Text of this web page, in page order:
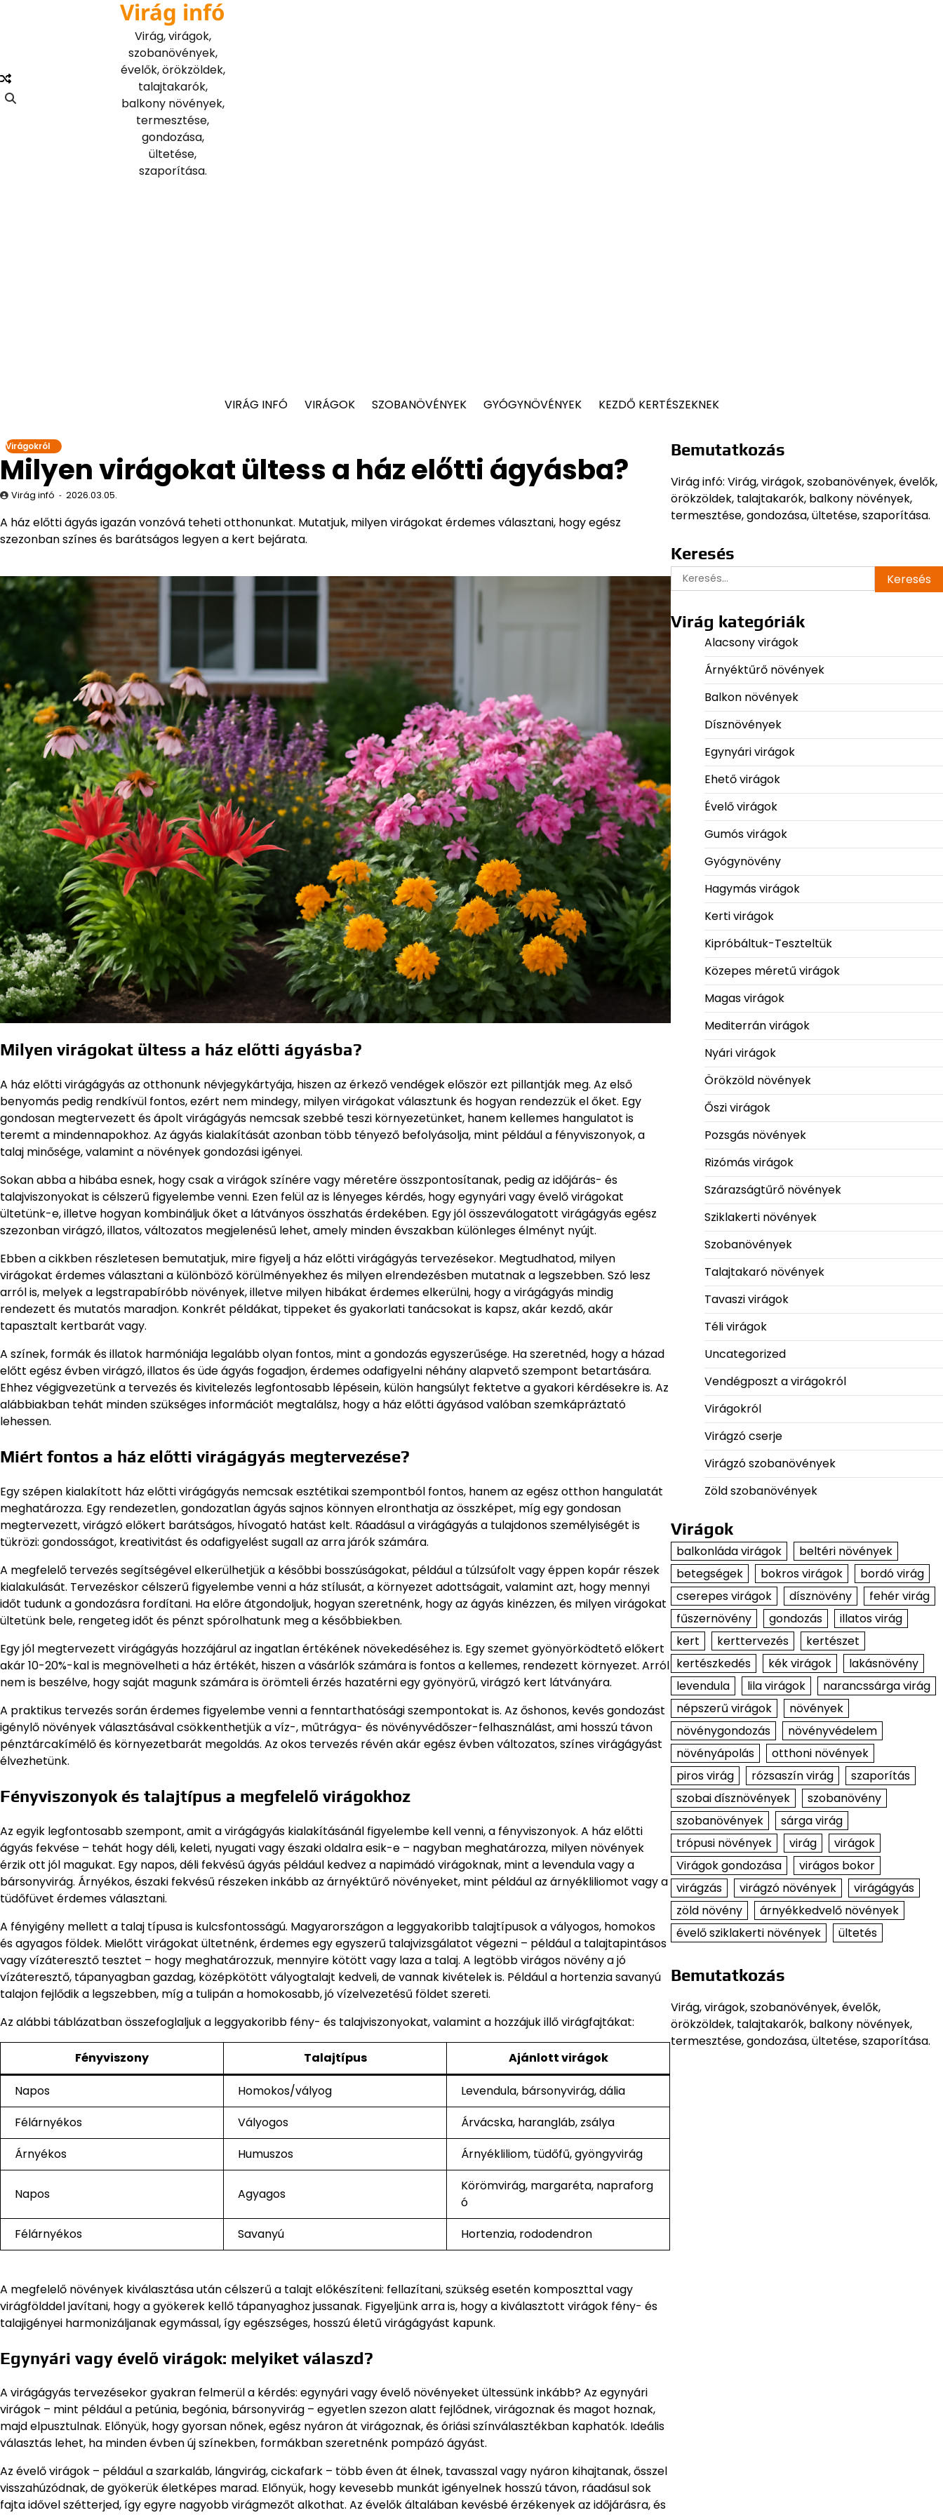
Virág infó
Virág, virágok,
szobanövények,
évelők, örökzöldek,
talajtakarók,
balkony növények,
termesztése,
gondozása,
ültetése,
szaporítása.
VIRÁG INFÓ VIRÁGOK SZOBANÖVÉNYEK GYÓGYNÖVÉNYEK KEZDŐ KERTÉSZEKNEK
Virágokról
Milyen virágokat ültess a ház előtti ágyásba?
Virág infó 2026.03.05.
A ház előtti ágyás igazán vonzóvá teheti otthonunkat. Mutatjuk, milyen virágokat érdemes választani, hogy egész
szezonban színes és barátságos legyen a kert bejárata.
Milyen virágokat ültess a ház előtti ágyásba?
A ház előtti virágágyás az otthonunk névjegykártyája, hiszen az érkező vendégek először ezt pillantják meg. Az első
benyomás pedig rendkívül fontos, ezért nem mindegy, milyen virágokat választunk és hogyan rendezzük el őket. Egy
gondosan megtervezett és ápolt virágágyás nemcsak szebbé teszi környezetünket, hanem kellemes hangulatot is
teremt a mindennapokhoz. Az ágyás kialakítását azonban több tényező befolyásolja, mint például a fényviszonyok, a
talaj minősége, valamint a növények gondozási igényei.
Sokan abba a hibába esnek, hogy csak a virágok színére vagy méretére összpontosítanak, pedig az időjárás- és
talajviszonyokat is célszerű figyelembe venni. Ezen felül az is lényeges kérdés, hogy egynyári vagy évelő virágokat
ültetünk-e, illetve hogyan kombináljuk őket a látványos összhatás érdekében. Egy jól összeválogatott virágágyás egész
szezonban virágzó, illatos, változatos megjelenésű lehet, amely minden évszakban különleges élményt nyújt.
Ebben a cikkben részletesen bemutatjuk, mire figyelj a ház előtti virágágyás tervezésekor. Megtudhatod, milyen
virágokat érdemes választani a különböző körülményekhez és milyen elrendezésben mutatnak a legszebben. Szó lesz
arról is, melyek a legstrapabíróbb növények, illetve milyen hibákat érdemes elkerülni, hogy a virágágyás mindig
rendezett és mutatós maradjon. Konkrét példákat, tippeket és gyakorlati tanácsokat is kapsz, akár kezdő, akár
tapasztalt kertbarát vagy.
A színek, formák és illatok harmóniája legalább olyan fontos, mint a gondozás egyszerűsége. Ha szeretnéd, hogy a házad
előtt egész évben virágzó, illatos és üde ágyás fogadjon, érdemes odafigyelni néhány alapvető szempont betartására.
Ehhez végigvezetünk a tervezés és kivitelezés legfontosabb lépésein, külön hangsúlyt fektetve a gyakori kérdésekre is. Az
alábbiakban tehát minden szükséges információt megtalálsz, hogy a ház előtti ágyásod valóban szemkápráztató
lehessen.
Miért fontos a ház előtti virágágyás megtervezése?
Egy szépen kialakított ház előtti virágágyás nemcsak esztétikai szempontból fontos, hanem az egész otthon hangulatát
meghatározza. Egy rendezetlen, gondozatlan ágyás sajnos könnyen elronthatja az összképet, míg egy gondosan
megtervezett, virágzó előkert barátságos, hívogató hatást kelt. Ráadásul a virágágyás a tulajdonos személyiségét is
tükrözi: gondosságot, kreativitást és odafigyelést sugall az arra járók számára.
A megfelelő tervezés segítségével elkerülhetjük a későbbi bosszúságokat, például a túlzsúfolt vagy éppen kopár részek
kialakulását. Tervezéskor célszerű figyelembe venni a ház stílusát, a környezet adottságait, valamint azt, hogy mennyi
időt tudunk a gondozásra fordítani. Ha előre átgondoljuk, hogyan szeretnénk, hogy az ágyás kinézzen, és milyen virágokat
ültetünk bele, rengeteg időt és pénzt spórolhatunk meg a későbbiekben.
Egy jól megtervezett virágágyás hozzájárul az ingatlan értékének növekedéséhez is. Egy szemet gyönyörködtető előkert
akár 10-20%-kal is megnövelheti a ház értékét, hiszen a vásárlók számára is fontos a kellemes, rendezett környezet. Arról
nem is beszélve, hogy saját magunk számára is örömteli érzés hazatérni egy gyönyörű, virágzó kert látványára.
A praktikus tervezés során érdemes figyelembe venni a fenntarthatósági szempontokat is. Az őshonos, kevés gondozást
igénylő növények választásával csökkenthetjük a víz-, műtrágya- és növényvédőszer-felhasználást, ami hosszú távon
pénztárcakímélő és környezetbarát megoldás. Az okos tervezés révén akár egész évben változatos, színes virágágyást
élvezhetünk.
Fényviszonyok és talajtípus a megfelelő virágokhoz
Az egyik legfontosabb szempont, amit a virágágyás kialakításánál figyelembe kell venni, a fényviszonyok. A ház előtti
ágyás fekvése – tehát hogy déli, keleti, nyugati vagy északi oldalra esik-e – nagyban meghatározza, milyen növények
érzik ott jól magukat. Egy napos, déli fekvésű ágyás például kedvez a napimádó virágoknak, mint a levendula vagy a
bársonyvirág. Árnyékos, északi fekvésű részeken inkább az árnyéktűrő növényeket, mint például az árnyékliliomot vagy a
tüdőfüvet érdemes választani.
A fényigény mellett a talaj típusa is kulcsfontosságú. Magyarországon a leggyakoribb talajtípusok a vályogos, homokos
és agyagos földek. Mielőtt virágokat ültetnénk, érdemes egy egyszerű talajvizsgálatot végezni – például a talajtapintásos
vagy vízáteresztő tesztet – hogy meghatározzuk, mennyire kötött vagy laza a talaj. A legtöbb virágos növény a jó
vízáteresztő, tápanyagban gazdag, középkötött vályogtalajt kedveli, de vannak kivételek is. Például a hortenzia savanyú
talajon fejlődik a legszebben, míg a tulipán a homokosabb, jó vízelvezetésű földet szereti.
Az alábbi táblázatban összefoglaljuk a leggyakoribb fény- és talajviszonyokat, valamint a hozzájuk illő virágfajtákat:
Fényviszony Talajtípus Ajánlott virágok
Napos Homokos/vályog
Levendula, bársonyvirág, dália
Félárnyékos
Vályogos
Árvácska, harangláb, zsálya
Árnyékos
Humuszos Árnyékliliom, tüdőfű, gyöngyvirág
Napos Agyagos
Körömvirág, margaréta, napraforg
ó
Félárnyékos
Savanyú Hortenzia, rododendron
A megfelelő növények kiválasztása után célszerű a talajt előkészíteni: fellazítani, szükség esetén komposzttal vagy
virágfölddel javítani, hogy a gyökerek kellő tápanyaghoz jussanak. Figyeljünk arra is, hogy a kiválasztott virágok fény- és
talajigényei harmonizáljanak egymással, így egészséges, hosszú életű virágágyást kapunk.
Egynyári vagy évelő virágok: melyiket válaszd?
A virágágyás tervezésekor gyakran felmerül a kérdés: egynyári vagy évelő növényeket ültessünk inkább? Az egynyári
virágok – mint például a petúnia, begónia, bársonyvirág – egyetlen szezon alatt fejlődnek, virágoznak és magot hoznak,
majd elpusztulnak. Előnyük, hogy gyorsan nőnek, egész nyáron át virágoznak, és óriási színválasztékban kaphatók. Ideális
választás lehet, ha minden évben új színekben, formákban szeretnénk pompázó ágyást.
Az évelő virágok – például a szarkaláb, lángvirág, cickafark – több éven át élnek, tavasszal vagy nyáron kihajtanak, ősszel
visszahúzódnak, de gyökerük életképes marad. Előnyük, hogy kevesebb munkát igényelnek hosszú távon, ráadásul sok
fajta idővel szétterjed, így egyre nagyobb virágmezőt alkothat. Az évelők általában kevésbé érzékenyek az időjárásra, és
Bemutatkozás
Virág infó: Virág, virágok, szobanövények, évelők,
örökzöldek, talajtakarók, balkony növények,
termesztése, gondozása, ültetése, szaporítása.
Keresés
Keresés:
Virág kategóriák
Alacsony virágok
Árnyéktűrő növények
Balkon növények
Dísznövények
Egynyári virágok
Ehető virágok
Évelő virágok
Gumós virágok
Gyógynövény
Hagymás virágok
Kerti virágok
Kipróbáltuk-Teszteltük
Közepes méretű virágok
Magas virágok
Mediterrán virágok
Nyári virágok
Örökzöld növények
Őszi virágok
Pozsgás növények
Rizómás virágok
Szárazságtűrő növények
Sziklakerti növények
Szobanövények
Talajtakaró növények
Tavaszi virágok
Téli virágok
Uncategorized
Vendégposzt a virágokról
Virágokról
Virágzó cserje
Virágzó szobanövények
Zöld szobanövények
Virágok
balkonláda virágok
beltéri növények
betegségek
bokros virágok
bordó virág
cserepes virágok
dísznövény
fehér virág
fűszernövény
gondozás
illatos virág
kert
kerttervezés
kertészet
kertészkedés
kék virágok
lakásnövény
levendula
lila virágok
narancssárga virág
népszerű virágok
növények
növénygondozás
növényvédelem
növényápolás
otthoni növények
piros virág
rózsaszín virág
szaporítás
szobai dísznövények
szobanövény
szobanövények
sárga virág
trópusi növények
virág
virágok
Virágok gondozása
virágos bokor
virágzás
virágzó növények
virágágyás
zöld növény
árnyékkedvelő növények
évelő sziklakerti növények
ültetés
Bemutatkozás
Virág, virágok, szobanövények, évelők,
örökzöldek, talajtakarók, balkony növények,
termesztése, gondozása, ültetése, szaporítása.